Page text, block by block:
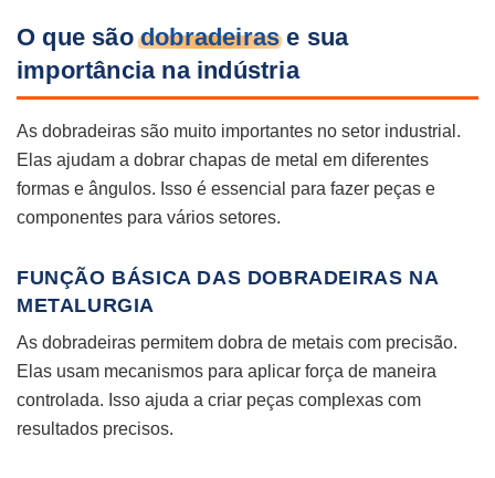
O que sãodobradeirase sua
importância na indústria
As dobradeiras são muito importantes no setor industrial.
Elas ajudam a dobrar chapas de metal em diferentes
formas e ângulos. Isso é essencial para fazer peças e
componentes para vários setores.
FUNÇÃO BÁSICA DAS DOBRADEIRAS NA
METALURGIA
As dobradeiras permitem dobra de metais com precisão.
Elas usam mecanismos para aplicar força de maneira
controlada. Isso ajuda a criar peças complexas com
resultados precisos.